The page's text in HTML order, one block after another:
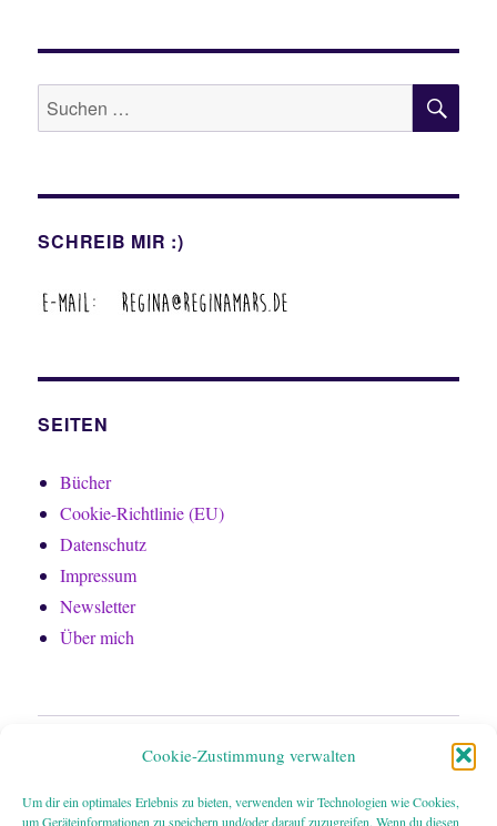
Cookie-Zustimmung verwalten
Um dir ein optimales Erlebnis zu bieten, verwenden wir Technologien wie Cookies,
um Geräteinformationen zu speichern und/oder darauf zuzugreifen. Wenn du diesen
Suche
nach:
SCHREIB MIR :)
SEITEN
Bücher
Cookie-Richtlinie (EU)
Datenschutz
Impressum
Newsletter
Über mich
Bücher